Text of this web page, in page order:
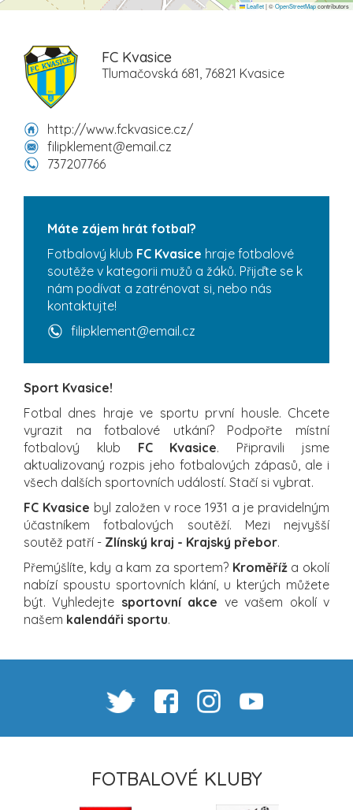
Leaflet|©OpenStreetMapcontributors
FC Kvasice
Tlumačovská 681, 76821 Kvasice
http://www.fckvasice.cz/
filipklement@email.cz
737207766
Máte zájem hrát fotbal?
Fotbalový klub FC Kvasice hraje fotbalové
soutěže v kategorii mužů a žáků. Přijďte se k
nám podívat a zatrénovat si, nebo nás
kontaktujte!
filipklement@email.cz
Sport Kvasice!
Fotbal dnes hraje ve sportu první housle. Chcete
vyrazit na fotbalové utkání? Podpořte místní
fotbalový klub FC Kvasice. Připravili jsme
aktualizovaný rozpis jeho fotbalových zápasů, ale i
všech dalších sportovních událostí. Stačí si vybrat.
FC Kvasice byl založen v roce 1931 a je pravidelným
účastníkem fotbalových soutěží. Mezi nejvyšší
soutěž patří - Zlínský kraj - Krajský přebor.
Přemýšlíte, kdy a kam za sportem? Kroměříža okolí
nabízí spoustu sportovních klání, u kterých můžete
být. Vyhledejte sportovní akce ve vašem okolí v
našem kalendáři sportu.
FOTBALOVÉ KLUBY